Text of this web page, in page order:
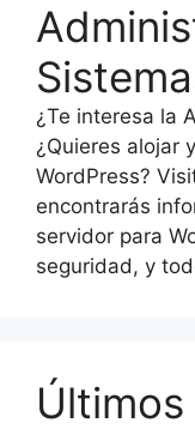
¿Te interesa la
¿Quieres alojar
WordPress?
encontrarás
servidor para
seguridad, y